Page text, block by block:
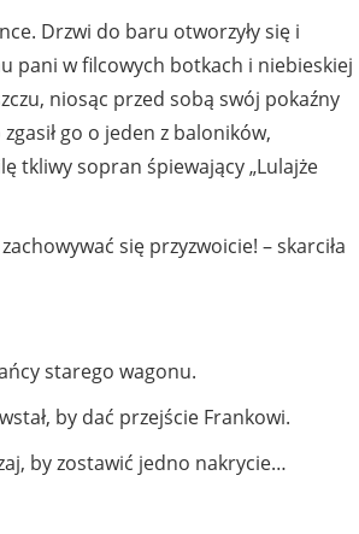
Drzwi do baru otworzyły się i
pani w filcowych botkach i niebieskiej
niosąc przed sobą swój pokaźny
go o jeden z baloników,
tkliwy sopran śpiewający „Lulajże
się przyzwoicie! – skarciła
starego wagonu.
by dać przejście Frankowi.
by zostawić jedno nakrycie…